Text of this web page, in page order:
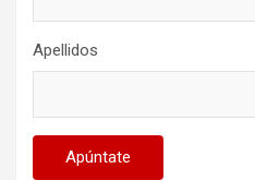
Apellidos